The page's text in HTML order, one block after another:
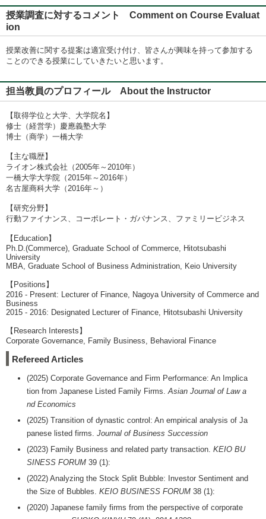
授業調査に対するコメント Comment on Course Evaluat
ion
授業改善に関する提案は適宜受け付け、皆さんが興味を持って参加する
ことのできる授業にしていきたいと思います。
担当教員のプロフィール About the Instructor
【取得学位と大学、大学院名】
修士（経営学）慶應義塾大学
博士（商学）一橋大学
【主な職歴】
ライオン株式会社（2005年～2010年）
一橋大学大学院（2015年～2016年）
名古屋商科大学（2016年～）
【研究分野】
行動ファイナンス、コーポレート・ガバナンス、ファミリービジネス
【Education】
Ph.D.(Commerce), Graduate School of Commerce, Hitotsubashi
University
MBA, Graduate School of Business Administration, Keio University
【Positions】
2016 - Present: Lecturer of Finance, Nagoya University of Commerce and
Business
2015 - 2016: Designated Lecturer of Finance, Hitotsubashi University
【Research Interests】
Corporate Governance, Family Business, Behavioral Finance
Refereed Articles
(2025) Corporate Governance and Firm Performance: An Implica
tion from Japanese Listed Family Firms.Asian Journal of Law a
nd Economics
(2025) Transition of dynastic control: An empirical analysis of Ja
panese listed firms. Journal of Business Succession
(2023) Family Business and related party transaction. KEIO BU
SINESS FORUM 39 (1):
(2022) Analyzing the Stock Split Bubble: Investor Sentiment and
the Size of Bubbles. KEIO BUSINESS FORUM 38 (1):
(2020) Japanese family firms from the perspective of corporate